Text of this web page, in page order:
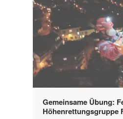
Gemeinsame Übung:
Höhenrettungsgruppe